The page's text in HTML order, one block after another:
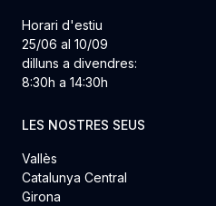
Horari d'estiu
25/06 al 10/09
dilluns a divendres:
8:30h a 14:30h
LES NOSTRES SEUS
Vallès
Catalunya Central
Girona